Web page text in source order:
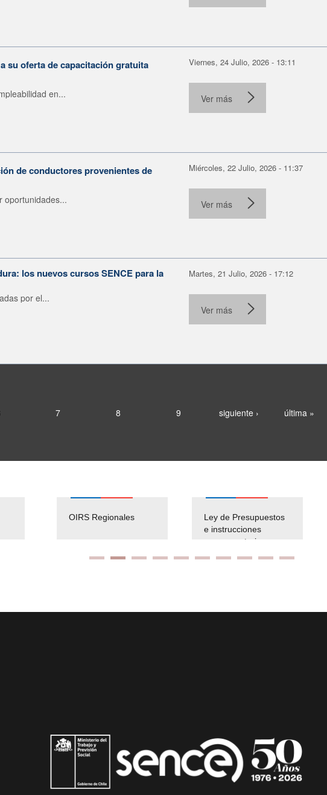
su oferta de capacitación gratuita
en...
Viernes, 24 Julio, 2026 - 13:11
Ver más
de conductores provenientes de
oportunidades...
Miércoles, 22 Julio, 2026 - 11:37
Ver más
los nuevos cursos SENCE para la
por el...
Martes, 21 Julio, 2026 - 17:12
Ver más
7 8 9 siguiente › última »
y
OIRS Regionales
Ley de Presupuestos
e instrucciones
presuspuetarias